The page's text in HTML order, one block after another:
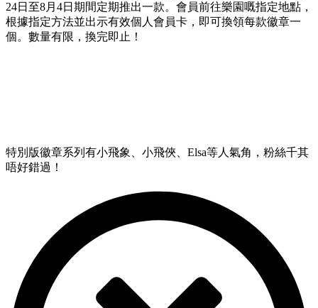
24日至8月4日期間定期推出一款。會員前往樂園嘅指定地點，
根據指定方法並出示有效個人會員卡，即可換領每款徽章一
個。數量有限，換完即止！
特別版徽章系列有小飛象、小飛俠、Elsa等人氣角，粉絲千其
唔好錯過！